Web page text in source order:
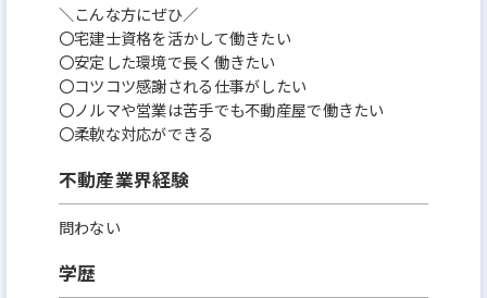
＼こんな方にぜひ／
〇宅建士資格を活かして働きたい
〇安定した環境で長く働きたい
〇コツコツ感謝される仕事がしたい
〇ノルマや営業は苦手でも不動産屋で働きたい
〇柔軟な対応ができる
不動産業界経験
問わない
学歴